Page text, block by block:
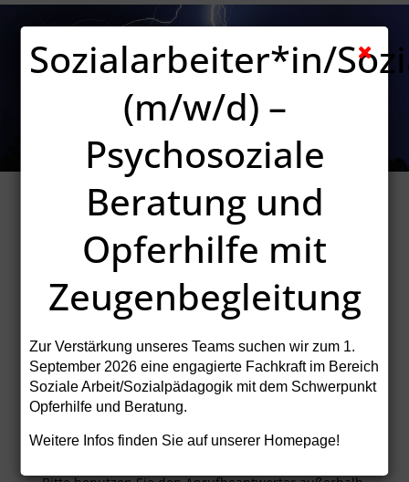
Von einer Straftat betroffen
Information Beratung|
Sozialarbeiter*in/
(m/w/d) –
Psychosoziale
Beratung und
Opferhilfe mit
Zeugenbegleitung
Zur Verstärkung unseres Teams suchen wir zum 1.
September 2026 eine engagierte Fachkraft im Bereich
Soziale Arbeit/Sozialpädagogik mit dem Schwerpunkt
Opferhilfe und Beratung.
Weitere Infos finden Sie auf unserer Homepage!
HANAUER H!LFE e.V.
Beratung für Opfer und Zeugen von Straftaten
Salzstraße 11
63450 Hanau
Telefax (06181) 24875
E-Mailkontakt@hanauer-hilfe.de
Unsere Öffnungszeiten
Montag bis Freitag 09.00 Uhr bis 12.00 Uhr
Montag und Donnerstag 15.00 Uhr bis 17.00 Uhr